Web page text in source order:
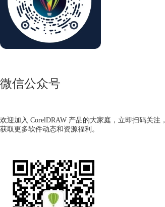
微信公众号
欢迎加入 CorelDRAW 产品的大家庭，立即扫码关注，
获取更多软件动态和资源福利。